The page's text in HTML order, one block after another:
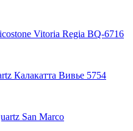
Vitoria Regia BQ-6716
Калакатта Вивье​​​​ 5754
San Marco